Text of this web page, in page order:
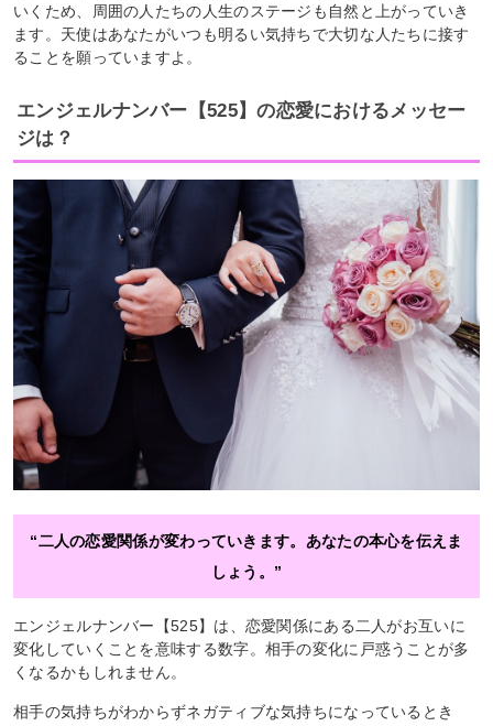
いくため、周囲の人たちの人生のステージも自然と上がっていき
ます。天使はあなたがいつも明るい気持ちで大切な人たちに接す
ることを願っていますよ。
エンジェルナンバー【525】の恋愛におけるメッセー
ジは？
“二人の恋愛関係が変わっていきます。あなたの本心を伝えま
しょう。”
エンジェルナンバー【525】は、恋愛関係にある二人がお互いに
変化していくことを意味する数字。相手の変化に戸惑うことが多
くなるかもしれません。
相手の気持ちがわからずネガティブな気持ちになっているとき